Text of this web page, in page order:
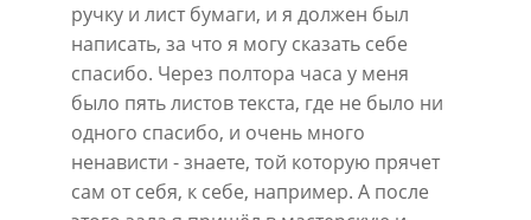
ручку и лист бумаги, и я должен был
написать, за что я могу сказать себе
спасибо. Через полтора часа у меня
было пять листов текста, где не было ни
одного спасибо, и очень много
ненависти - знаете, той которую прячет
сам от себя, к себе, например. А после